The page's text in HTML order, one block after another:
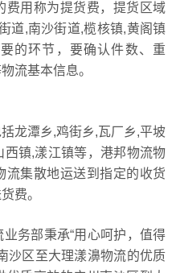
费用称为提货费，提货区域
道,南沙街道,榄核镇,黄阁镇
的环节，要确认件数、重
流基本信息。
龙潭乡,鸡街乡,瓦厂乡,平坡
镇,漾江镇等，港邦物流物
流集散地运送到指定的收货
费。
务部秉承“用心呵护，值得
沙区至大理漾濞物流的优质